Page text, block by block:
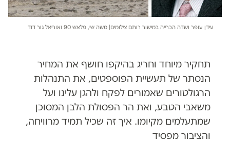
עידן עופר ושדה הכרייה במישור רותם צילומים| משה שי, פלאש 90 ואוריאל גור דוד
תחקיר מיוחד וחריג בהיקפו חושף את המחיר
הנסתר של תעשיית הפוספטים, את התנהלות
הרגולטורים שאמורים לפקח ולהגן עלינו ועל
משאבי הטבע, ואת הר הפסולת הלבן המסוכן
שמתעלמים מקיומו. איך זה שכיל תמיד מרוויחה,
והציבור מפסיד